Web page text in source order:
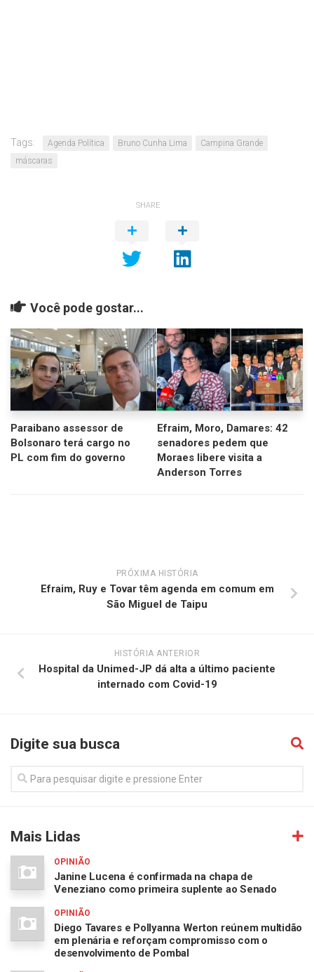
Tags: Agenda Política Bruno Cunha Lima
Campina Grande
máscaras
SHARE
Você pode gostar...
Paraibano assessor de
Bolsonaro terá cargo no
PL com fim do governo
Efraim, Moro, Damares: 42
senadores pedem que
Moraes libere visita a
Anderson Torres
PRÓXIMA HISTÓRIA
Efraim, Ruy e Tovar têm agenda em comum em
São Miguel de Taipu
HISTÓRIA ANTERIOR
Hospital da Unimed-JP dá alta a último paciente
internado com Covid-19
Digite sua busca
Mais Lidas
OPINIÃO
Janine Lucena é confirmada na chapa de
Veneziano como primeira suplente ao Senado
OPINIÃO
Diego Tavares e Pollyanna Werton reúnem multidão
em plenária e reforçam compromisso com o
desenvolvimento de Pombal